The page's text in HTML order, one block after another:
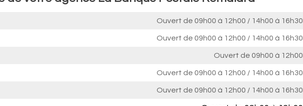
Ouvert de 09h00 à 12h00 / 14h00 à 16h30
Ouvert de 09h00 à 12h00 / 14h00 à 16h30
Ouvert de 09h00 à 12h00
Ouvert de 09h00 à 12h00 / 14h00 à 16h30
Ouvert de 09h00 à 12h00 / 14h00 à 16h30